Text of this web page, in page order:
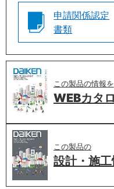
申請関係認定
書類
この製品の情報を
WEBカタ
この製品の
設計・施